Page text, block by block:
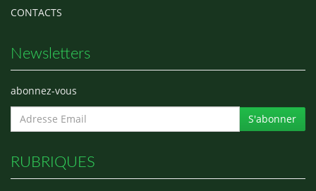
CONTACTS
Newsletters
abonnez-vous
S'abonner
RUBRIQUES